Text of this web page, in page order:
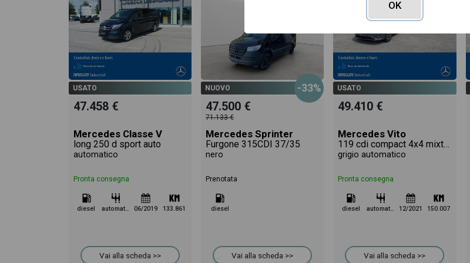
USATO
47.458 €
Mercedes Classe V
long 250 d sport auto
automatico
Pronta consegna
diesel automatico 06/2019 133.861
Vai alla scheda >>
NUOVO -33%
47.500 €
71.133 €
Mercedes Sprinter
Furgone 315CDI 37/35
nero
Prenotata
diesel
Vai alla scheda >>
USATO
49.410 €
Mercedes Vito
grigio automatico
Pronta consegna
diesel automatico 12/2021 150.007
Vai alla scheda >>
OK